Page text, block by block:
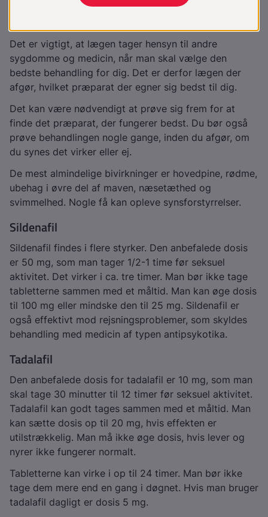
seneste 6 måneder. Din læge kan rådgive dig nærmere
Det er vigtigt, at lægen tager hensyn til andre
sygdomme og medicin, når man skal vælge den
bedste behandling for dig. Det er derfor lægen der
afgør, hvilket præparat der egner sig bedst til dig.
Det kan være nødvendigt at prøve sig frem for at
finde det præparat, der fungerer bedst. Du bør også
prøve behandlingen nogle gange, inden du afgør, om
du synes det virker eller ej.
De mest almindelige bivirkninger er hovedpine, rødme,
ubehag i øvre del af maven, næsetæthed og
svimmelhed. Nogle få kan opleve synsforstyrrelser.
Sildenafil
Sildenafil findes i flere styrker. Den anbefalede dosis
er 50 mg, som man tager 1/2-1 time før seksuel
aktivitet. Det virker i ca. tre timer. Man bør ikke tage
tabletterne sammen med et måltid. Man kan øge dosis
til 100 mg eller mindske den til 25 mg. Sildenafil er
også effektivt mod rejsningsproblemer, som skyldes
behandling med medicin af typen antipsykotika.
Tadalafil
Den anbefalede dosis for tadalafil er 10 mg, som man
skal tage 30 minutter til 12 timer før seksuel aktivitet.
Tadalafil kan godt tages sammen med et måltid. Man
kan sætte dosis op til 20 mg, hvis effekten er
utilstrækkelig. Man må ikke øge dosis, hvis lever og
nyrer ikke fungerer normalt.
Tabletterne kan virke i op til 24 timer. Man bør ikke
tage dem mere end en gang i døgnet. Hvis man bruger
tadalafil dagligt er dosis 5 mg.